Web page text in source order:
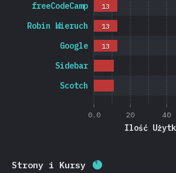
0.0 20 40
Ilość
Scotch
Sidebar
Google
Robin Wieruch
freeCodeCamp
13
13
13
Strony i Kursy Procent